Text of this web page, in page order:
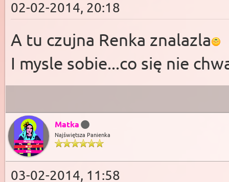
02-02-2014, 20:18
A tu czujna Renka znalazla
I mysle sobie...co się nie
Matka
Najświętsza Panienka
03-02-2014, 11:58